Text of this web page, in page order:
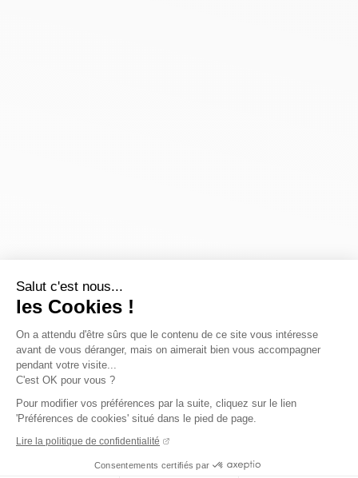
Salut c'est nous...
les Cookies !
On a attendu d'être sûrs que le contenu de ce site vous intéresse
avant de vous déranger, mais on aimerait bien vous accompagner
pendant votre visite...
C'est OK pour vous ?
Pour modifier vos préférences par la suite, cliquez sur le lien
'Préférences de cookies' situé dans le pied de page.
Lire la politique de confidentialité
Consentements certifiés par